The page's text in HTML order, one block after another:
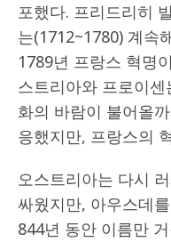
포했다. 프리드리히
는(1712~1780) 계속
1789년 프랑스 혁명
스트리아와 프로이
화의 바람이 불어올
응했지만, 프랑스의
오스트리아는 다시
싸웠지만, 아우스데
844년 동안 이름만